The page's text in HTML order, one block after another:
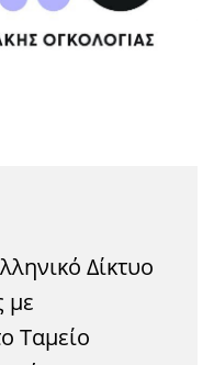
Δίκτυο
με
Ταμείο